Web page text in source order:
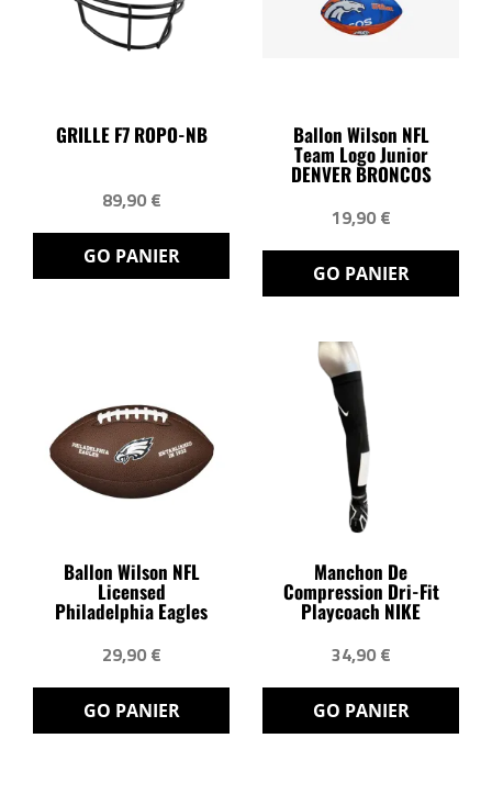
GRILLE F7 ROPO-NB
89,90 €
GO PANIER
Ballon Wilson NFL
Team Logo Junior
DENVER BRONCOS
19,90 €
GO PANIER
Ballon Wilson NFL
Licensed
Philadelphia Eagles
29,90 €
GO PANIER
Manchon De
Compression Dri-Fit
Playcoach NIKE
34,90 €
GO PANIER